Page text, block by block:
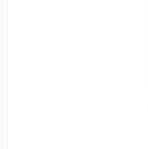
دبل اورینگ تصفیه کننده آب
آسیب دیده باشد